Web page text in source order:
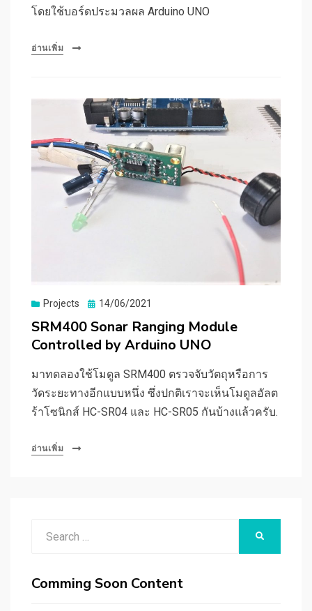
โดยใช้บอร์ดประมวลผล Arduino UNO
อ่านเพิ่ม
Projects
Posted
14/06/2021
SRM400 Sonar Ranging Module
Controlled by Arduino UNO
มาทดลองใช้โมดูล SRM400 ตรวจจับวัตถุหรือการ
วัดระยะทางอีกแบบหนึ่ง ซึ่งปกติเราจะเห็นโมดูลอัลต
ร้าโซนิกส์ HC-SR04 และ HC-SR05 กันบ้างแล้วครับ.
อ่านเพิ่ม
Comming Soon Content